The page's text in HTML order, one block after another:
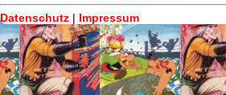
Datenschutz | Impressum